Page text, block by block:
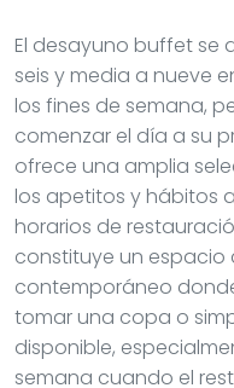
El desayuno buffet se
seis y media a nueve
los fines de semana,
comenzar el día a su
ofrece una amplia
los apetitos y hábitos
horarios de
constituye un
contemporáneo
tomar una copa o
disponible,
semana cuando el